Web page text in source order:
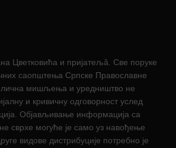
Цветковића и пријатељâ. Све поруке
саопштења Српске Православне
лична мишљења и уредништво не
и кривичну одговорност услед
Објављивање информација са
сврхе могуће је само уз навођење
видове дистрибуције потребно је